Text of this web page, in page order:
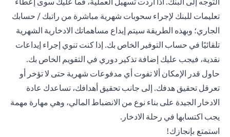
تعليمات للبنك لإجراء سحوبات شهرية مباشرة من راتبك / حسابك
الجاري؛ وبهذه الطريقة سيتم إيداع مساهماتك الادخارية الشهرية
تلقائيًا في حساب التوفير الخاص بك. إذا كنت تنوي إجراء إيداعات
نقدية، فيجب عليك إضافة تذكير دوري في التقويم الخاص بك.
حاول قدر الإمكان ألا تفوت أي مدفوعات شهرية حتى لا تؤخر أو
تعرقل تحقيق هدفك. إلى جانب تحقيق أهدافك، تساعدك عادة
الادخار الجيدة على بناء نوع من الانضباط المالي، وهي مهارة مهمة
يجب اكتسابها في رحلة الادخار.
استمتع بإنجازك!